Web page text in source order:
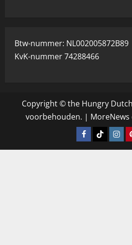
Btw-nummer: NL002005872B89
KvK-nummer 74288466
Copyright © the Hungry
voorbehouden. | MoreNews
Facebook
Tiktok